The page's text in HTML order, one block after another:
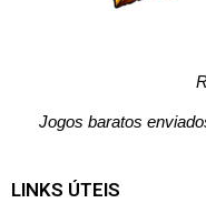
Jogos baratos
LINKS ÚTEIS